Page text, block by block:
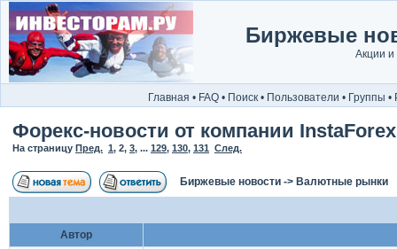
Биржевые
Акции и
Главная • FAQ • Поиск • Пользователи • Группы •
Форекс-новости от компании InstaForex
На страницу Пред. 1, 2, 3, ... 129, 130, 131 След.
Биржевые новости -> Валютные рынки
Автор